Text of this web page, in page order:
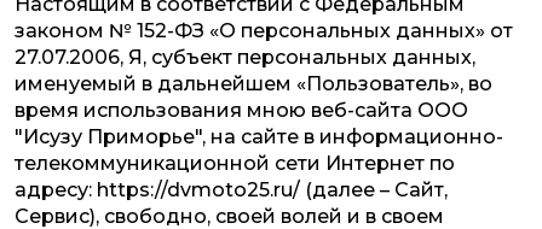
законом № 152-ФЗ «О персональных данных» от
27.07.2006, Я, субъект персональных данных,
именуемый в дальнейшем «Пользователь», во
время использования мною веб-сайта ООО
"Исузу Приморье", на сайте в информационно-
телекоммуникационной сети Интернет по
адресу: https://dvmoto25.ru/ (далее – Сайт,
Сервис), свободно, своей волей и в своем